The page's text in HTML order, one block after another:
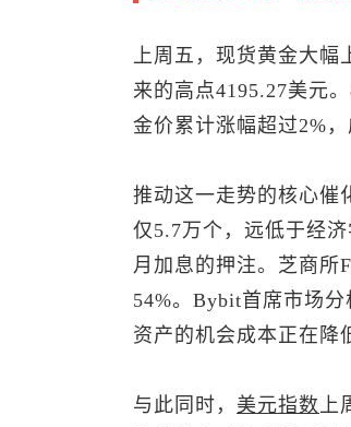
上周五， 现货黄金大幅
来的高点4195.27美元
金价累计涨幅超过2%
推动这一走势的核心催
仅5.7万个，远低于经
月加息的押注。芝商所
54%。Bybit首席市场
资产的机会成本正在降
与此同时， 美元指数